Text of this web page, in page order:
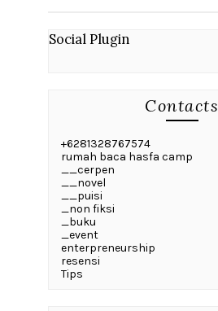
Social Plugin
Contacts
+6281328767574
rumah baca hasfa camp
__cerpen
__novel
__puisi
_non fiksi
_buku
_event
enterpreneurship
resensi
Tips